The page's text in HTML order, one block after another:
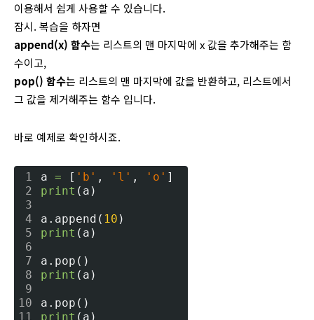
이용해서 쉽게 사용할 수 있습니다.
잠시. 복습을 하자면
append(x) 함수는 리스트의 맨 마지막에 x 값을 추가해주는 함
수이고,
pop() 함수는 리스트의 맨 마지막에 값을 반환하고, 리스트에서
그 값을 제거해주는 함수 입니다.
바로 예제로 확인하시죠.
1
2
3
4
5
6
7
8
9
10
11
a = [ 'b' , 'l' , 'o' ]
print (a)
a.append( 10 )
print (a)
a.pop()
print (a)
a.pop()
print (a)